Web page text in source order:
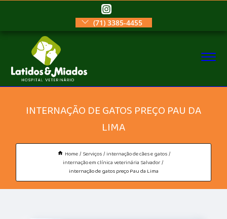
(71) 3385-4455
INTERNAÇÃO DE GATOS PREÇO PAU DA
LIMA
Home Serviços
internação de cães e gatos
internação em clínica veterinária Salvador
internação de gatos preço Pau da Lima